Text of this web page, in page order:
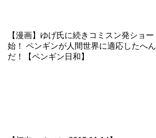
【漫画】ゆげ氏に続きコミスン発ショ
始！ ペンギンが人間世界に適応したへ
だ！【ペンギン日和】